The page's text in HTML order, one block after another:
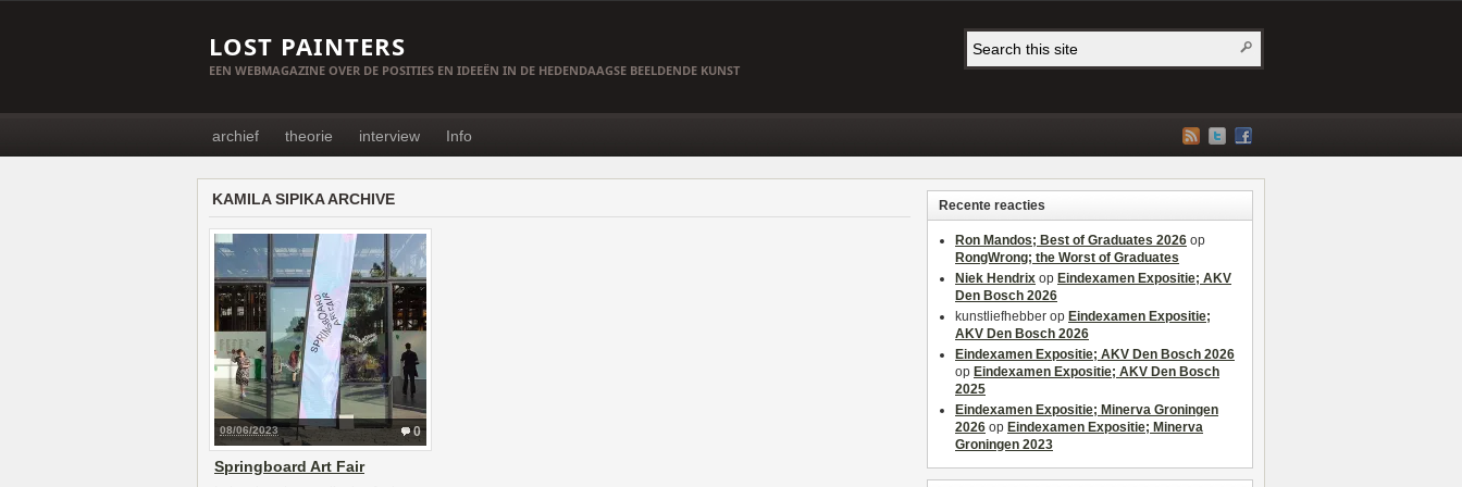
LOST PAINTERS
EEN WEBMAGAZINE OVER DE POSITIES EN IDEEËN IN DE HEDENDAAGSE BEELDENDE KUNST
archief theorie interview Info
KAMILA SIPIKA ARCHIVE
0
08/06/2023
Springboard Art Fair
Recente reacties
Ron Mandos; Best of Graduates 2026 op
RongWrong; the Worst of Graduates
Niek Hendrix op Eindexamen Expositie; AKV
Den Bosch 2026
kunstliefhebber op Eindexamen Expositie;
AKV Den Bosch 2026
Eindexamen Expositie; AKV Den Bosch 2026
op Eindexamen Expositie; AKV Den Bosch
2025
Eindexamen Expositie; Minerva Groningen
2026 op Eindexamen Expositie; Minerva
Groningen 2023